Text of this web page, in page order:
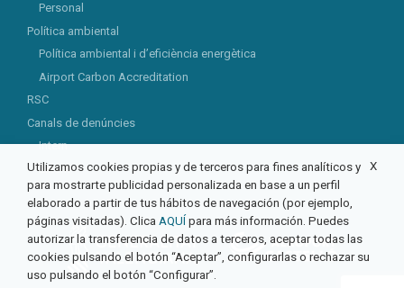
Personal
Política ambiental
Política ambiental i d’eficiència energètica
Airport Carbon Accreditation
RSC
Canals de denúncies
Intern
Extern
X
Utilizamos cookies propias y de terceros para fines analíticos y
para mostrarte publicidad personalizada en base a un perfil
elaborado a partir de tus hábitos de navegación (por ejemplo,
páginas visitadas). Clica AQUÍ para más información. Puedes
autorizar la transferencia de datos a terceros, aceptar todas las
cookies pulsando el botón “Aceptar”, configurarlas o rechazar su
uso pulsando el botón “Configurar”.